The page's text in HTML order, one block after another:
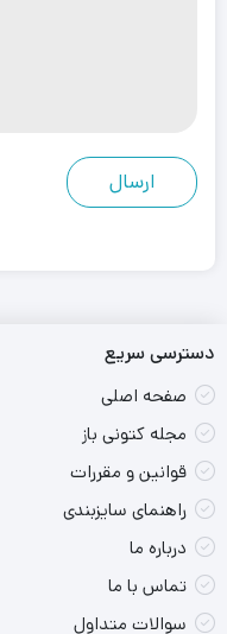
دسترسی سریع
صفحه اصلی
مجله کتونی باز
قوانین و مقررات
راهنمای سایزبندی
درباره ما
تماس با ما
سوالات متداول